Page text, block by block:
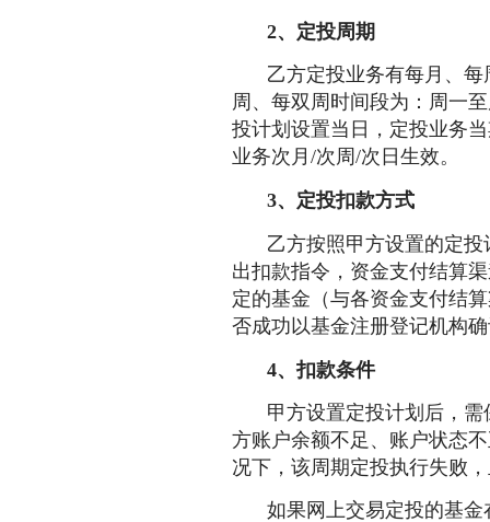
2、定投周期
乙方定投业务有每月、
周、每双周时间段为：周一
投计划设置当日，定投业务
业务次月/次周/次日生效。
3、定投扣款方式
乙方按照甲方设置的定
出扣款指令，资金支付结算
定的基金（与各资金支付结
否成功以基金注册登记机构
4、扣款条件
甲方设置定投计划后，
方账户余额不足、账户状态
况下，该周期定投执行失败
如果网上交易定投的基